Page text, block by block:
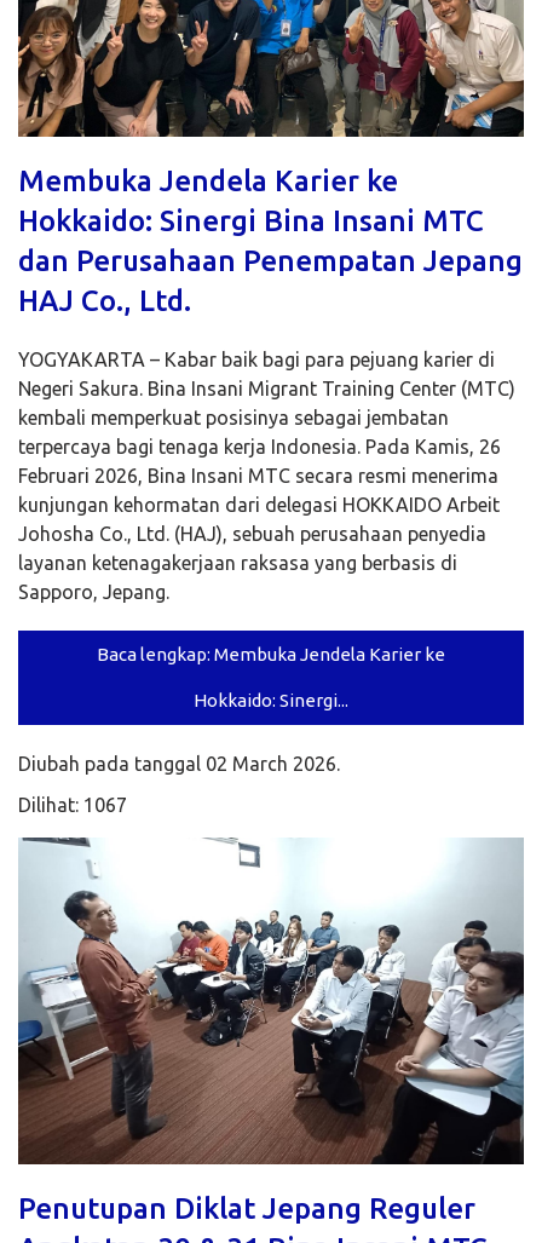
Membuka Jendela Karier ke
Hokkaido: Sinergi Bina Insani MTC
dan Perusahaan Penempatan Jepang
HAJ Co., Ltd.
YOGYAKARTA – Kabar baik bagi para pejuang karier di
Negeri Sakura. Bina Insani Migrant Training Center (MTC)
kembali memperkuat posisinya sebagai jembatan
terpercaya bagi tenaga kerja Indonesia. Pada Kamis, 26
Februari 2026, Bina Insani MTC secara resmi menerima
kunjungan kehormatan dari delegasi HOKKAIDO Arbeit
Johosha Co., Ltd. (HAJ), sebuah perusahaan penyedia
layanan ketenagakerjaan raksasa yang berbasis di
Sapporo, Jepang.
Baca lengkap: Membuka Jendela Karier ke
Hokkaido: Sinergi...
Diubah pada tanggal 02 March 2026.
Dilihat: 1067
Penutupan Diklat Jepang Reguler